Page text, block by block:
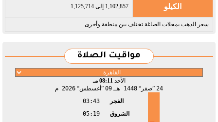
الكيلو 1,102,857 إلى 1,125,714
سعر الذهب بمحلات الصاغة تختلف بين منطقة وأخرى
مواقيت الصلاة
الأحد 08:11 مـ
24
صفر 1448 هـ 09 أغسطس 2026 م
الفجر
03:43
الشروق
05:19